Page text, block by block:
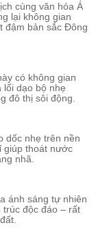
cùng văn hóa Á
lại không gian
đậm bản sắc Đông
có không gian
lối dạo bộ nhẹ
đô thị sôi động.
dốc nhẹ trên nền
giúp thoát nước
nhã.
ánh sáng tự nhiên
độc đáo – rất